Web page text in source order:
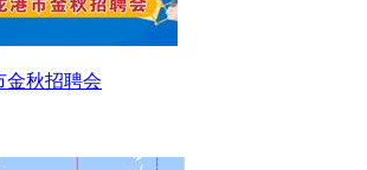
金秋招聘会